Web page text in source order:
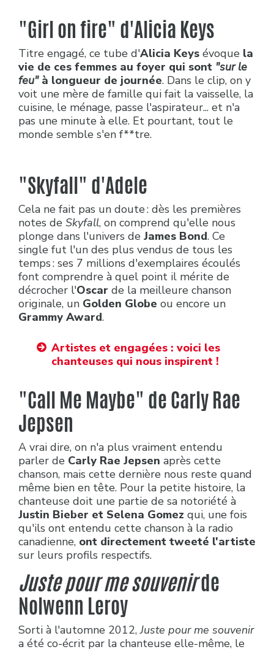
"Girl on fire"d'Alicia Keys
Titre engagé, ce tube d'Alicia Keys évoque la
vie de ces femmes au foyer qui sont "sur le
feu" à longueur de journée. Dans le clip, on y
voit une mère de famille qui fait la vaisselle, la
cuisine, le ménage, passe l'aspirateur... et n'a
pas une minute à elle. Et pourtant, tout le
monde semble s'en f**tre.
"Skyfall"d'Adele
Cela ne fait pas un doute : dès les premières
notes de Skyfall, on comprend qu'elle nous
plonge dans l'univers de James Bond. Ce
single fut l'un des plus vendus de tous les
temps : ses 7 millions d'exemplaires écoulés
font comprendre à quel point il mérite de
décrocher l'Oscar de la meilleure chanson
originale, un Golden Globe ou encore un
Grammy Award.
Artistes et engagées : voici les
chanteuses qui nous inspirent !
"Call Me Maybe" de Carly Rae
Jepsen
A vrai dire, on n'a plus vraiment entendu
parler de Carly Rae Jepsen après cette
chanson, mais cette dernière nous reste quand
même bien en tête. Pour la petite histoire, la
chanteuse doit une partie de sa notoriété à
Justin Bieber et Selena Gomez qui, une fois
qu'ils ont entendu cette chanson à la radio
canadienne, ont directement tweeté l'artiste
sur leurs profils respectifs.
Juste pour me souvenirde
Nolwenn Leroy
Sorti à l'automne 2012,Juste pour me souvenir
a été co-écrit par la chanteuse elle-même, le